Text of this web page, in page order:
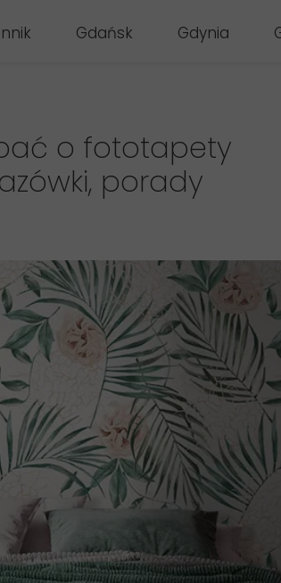
Gdańsk Gdynia
o fototapety
porady